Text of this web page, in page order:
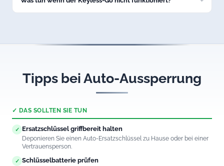
Tipps bei Auto-Aussperrung
✓ DAS SOLLTEN SIE TUN
✓ Ersatzschlüssel griffbereit halten
Deponieren Sie einen Auto-Ersatzschlüssel zu Hause oder bei einer
Vertrauensperson.
✓ Schlüsselbatterie prüfen